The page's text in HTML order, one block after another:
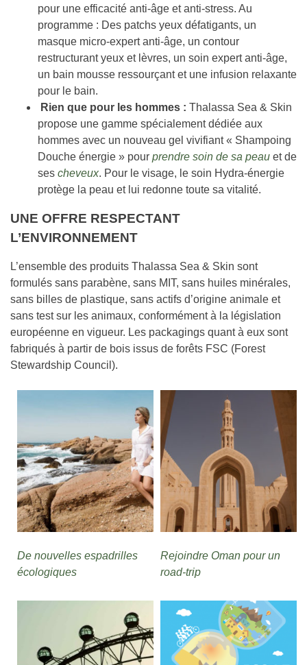
pour une efficacité anti-âge et anti-stress. Au
programme : Des patchs yeux défatigants, un
masque micro-expert anti-âge, un contour
restructurant yeux et lèvres, un soin expert anti-âge,
un bain mousse ressourçant et une infusion relaxante
pour le bain.
Rien que pour les hommes : Thalassa Sea & Skin
propose une gamme spécialement dédiée aux
hommes avec un nouveau gel vivifiant « Shampoing
Douche énergie » pour prendre soin de sa peau et de
ses cheveux. Pour le visage, le soin Hydra-énergie
protège la peau et lui redonne toute sa vitalité.
UNE OFFRE RESPECTANT
L’ENVIRONNEMENT
L’ensemble des produits Thalassa Sea & Skin sont
formulés sans parabène, sans MIT, sans huiles minérales,
sans billes de plastique, sans actifs d’origine animale et
sans test sur les animaux, conformément à la législation
européenne en vigueur. Les packagings quant à eux sont
fabriqués à partir de bois issus de forêts FSC (Forest
Stewardship Council).
De nouvelles espadrilles
écologiques
Rejoindre Oman pour un
road-trip